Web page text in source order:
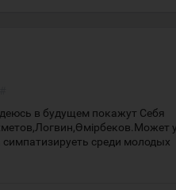
в будущем покажут Себя
у
среди молодых